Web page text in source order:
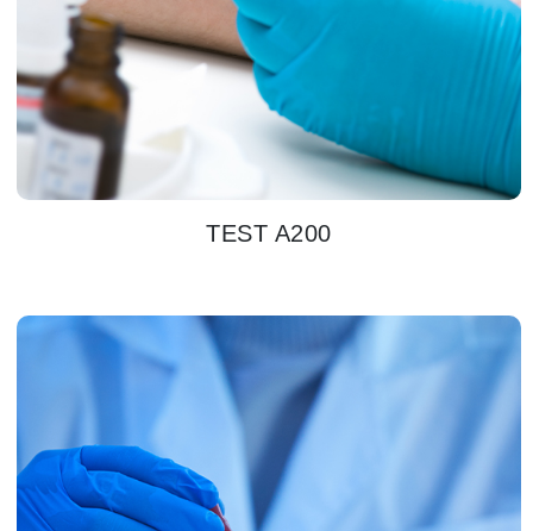
TEST A200